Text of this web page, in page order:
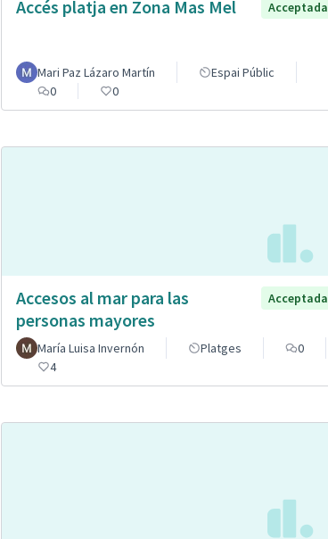
Accés platja en Zona Mas Mel Acceptada
Mari Paz Lázaro Martín
Espai Públic
0
0
Accesos al mar para las
personas mayores
Acceptada
María Luisa Invernón Platges
0
4